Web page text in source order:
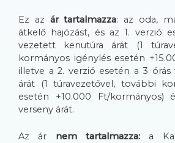
Ez az ár tartalmazza: az oda,
átkelő hajózást, és az 1. verzió
vezetett kenutúra árát (1
kormányos igénylés esetén
illetve a 2. verzió esetén a 3
árát (1 túravezetővel, további
esetén +10.000 Ft/kormányos)
verseny árát.
Az ár nem tartalmazza: a